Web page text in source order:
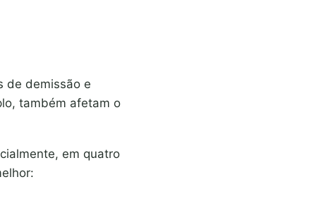
de demissão e
também afetam o
em quatro